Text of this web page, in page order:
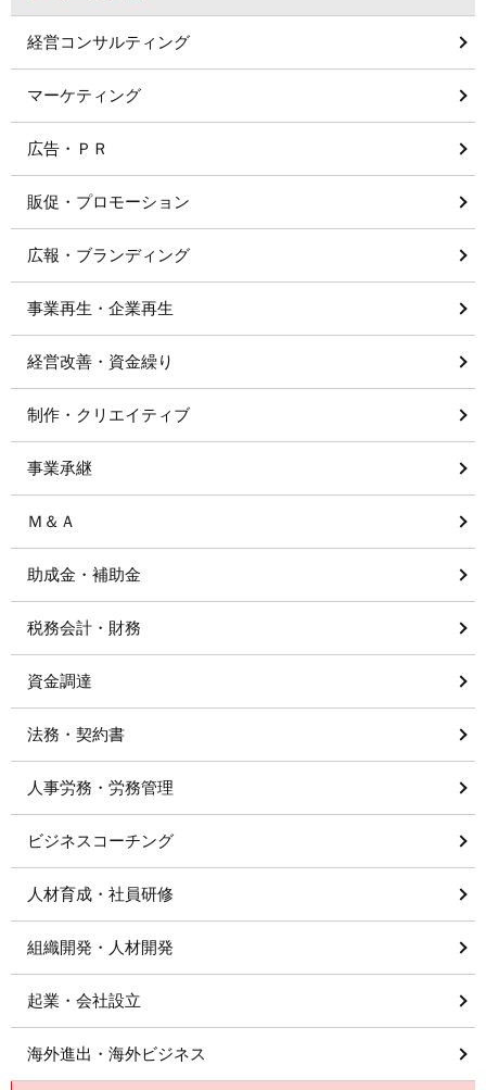
経営コンサルティング
マーケティング
広告・ＰＲ
販促・プロモーション
広報・ブランディング
事業再生・企業再生
経営改善・資金繰り
制作・クリエイティブ
事業承継
Ｍ＆Ａ
助成金・補助金
税務会計・財務
資金調達
法務・契約書
人事労務・労務管理
ビジネスコーチング
人材育成・社員研修
組織開発・人材開発
起業・会社設立
海外進出・海外ビジネス